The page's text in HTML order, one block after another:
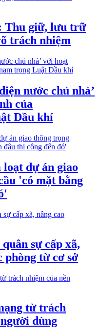
Thu giữ, lưu trữ
trách nhiệm
nước chủ nhà’
của
Dầu khí
dự án giao
'có mặt bằng
sự cấp xã,
phòng từ cơ sở
từ trách
dùng